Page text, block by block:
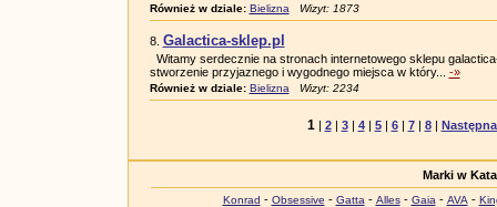
Również w dziale: Bielizna Wizyt: 1873
8. Galactica-sklep.pl
Witamy serdecznie na stronach internetowego sklepu
stworzenie przyjaznego i wygodnego miejsca w który... -»
Również w dziale: Bielizna Wizyt: 2234
1 | 2| 3| 4| 5| 6| 7| 8|
Marki w
Konrad - Obsessive - Gatta - Alles- Gaia - AVA -